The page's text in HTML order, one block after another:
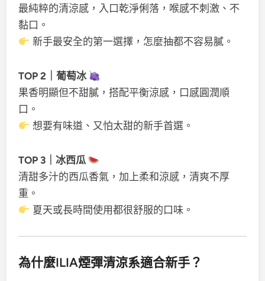
最純粹的清涼感，入口乾淨俐落，喉感不刺激、不
黏口。
新手最安全的第一選擇，怎麼抽都不容易膩。
TOP 2｜葡萄冰
果香明顯但不甜膩，搭配平衡涼感，口感圓潤順
口。
想要有味道、又怕太甜的新手首選。
TOP 3｜冰西瓜
清甜多汁的西瓜香氣，加上柔和涼感，清爽不厚
重。
夏天或長時間使用都很舒服的口味。
為什麼ILIA煙彈清涼系適合新手？